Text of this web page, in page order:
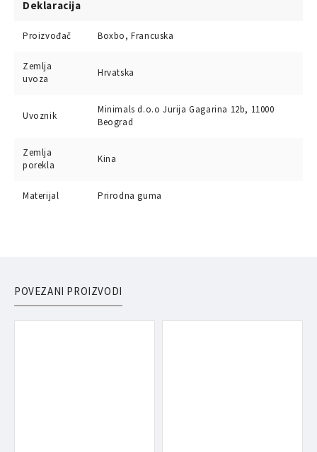
Deklaracija
Proizvođač Boxbo, Francuska
Zemlja
uvoza
Hrvatska
Uvoznik
Minimals d.o.o Jurija Gagarina 12b, 11000
Beograd
Zemlja
porekla
Kina
Materijal Prirodna guma
POVEZANI PROIZVODI